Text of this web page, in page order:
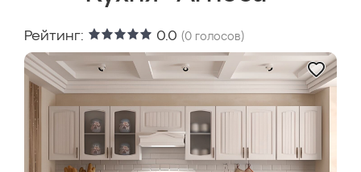
Рейтинг: 0.0 (0 голосов)